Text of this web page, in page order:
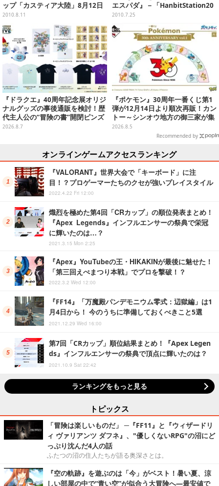
ップ「カスティア大陸」8月12日
実装
2010.8.11
エスパダ』－「HanbitStation20
10」
2010.7.25
『ドラクエ』40周年記念展オリジ
ナルグッズの事後通販を検討！歴
代主人公の“冒険の書”開閉ピンズ
をはじめ、ユニークなＴシャツや
2026.8.7
『ポケモン』30周年一番くじ第1
弾が12月14日より順次再販！カン
トー～シンオウ地方の御三家が集
まった時計、ぬいぐるみなど記念
グッズ盛りだくさん
2026.8.5
Recommended by
オンラインゲームアクセスランキング
『VALORANT』世界大会で「キーボード」に注
目！？プロゲーマーたちのクセが強いプレイスタイル
2022.4.22 Fri 12:00
熾烈を極めた第4回「CRカップ」の順位発表まとめ！
『Apex Legends』インフルエンサーの祭典で栄冠
に輝いたのは…？
2021.3.15 Mon 2:25
『Apex』YouTubeの王・HIKAKINが最後に魅せた！
「第三回えぺまつり本戦」でプロを撃破！？
2022.3.2 Wed 12:00
『FF14』「万魔殿パンデモニウム零式：辺獄編」は1
月4日から！ 今のうちに準備しておくべきこと5選
2021.12.29 Wed 16:00
第7回「CRカップ」順位結果まとめ！『Apex Legen
ds』インフルエンサーの祭典で頂点に輝いたのは？
2021.10.9 Sat 22:42
ランキングをもっと見る
トピックス
「冒険は楽しいものだ」 ─『FF11』と『ウィザードリ
ィ ヴァリアンツ ダフネ』、"優しくないRPG"の沼にど
っぷり沈んだ4人の話
ふたつの沼の住人たちが語る奥深さとは。
『空の軌跡』を遊ぶのは「今」がベスト！暑い夏、涼
しい部屋の中で“青い空”が似合う大冒険へ―最安値で